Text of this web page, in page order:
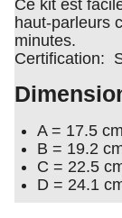
Ce kit est
haut-parleurs
minutes.
Certification:
A = 17.5 cm
B = 19.2
C = 22.5
D = 24.1